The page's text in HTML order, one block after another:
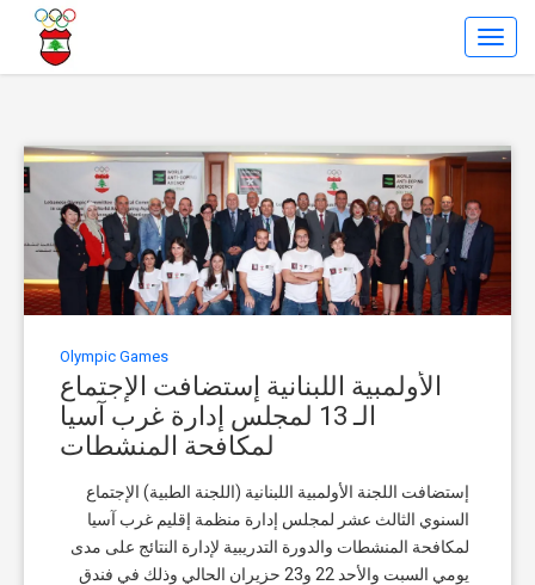
Olympic Games
الأولمبية اللبنانية إستضافت الإجتماع
الـ 13 لمجلس إدارة غرب آسيا
لمكافحة المنشطات
إستضافت اللجنة الأولمبية اللبنانية (اللجنة الطبية) الإجتماع
السنوي الثالث عشر لمجلس إدارة منظمة إقليم غرب آسيا
لمكافحة المنشطات والدورة التدريبية لإدارة النتائج على مدى
يومي السبت والأحد 22 و23 حزيران الحالي وذلك في فندق